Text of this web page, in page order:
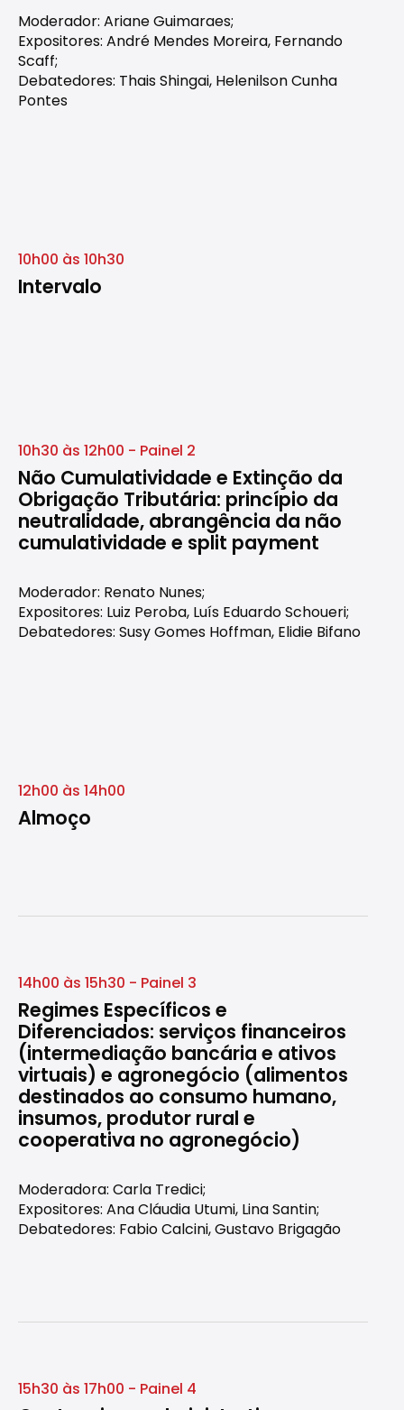
Moderador: Ariane Guimaraes;
Expositores: André Mendes Moreira, Fernando
Scaff;
Debatedores: Thais Shingai, Helenilson Cunha
Pontes
10h00 às 10h30
Intervalo
10h30 às 12h00 - Painel 2
Não Cumulatividade e Extinção da
Obrigação Tributária: princípio da
neutralidade, abrangência da não
cumulatividade e split payment
Moderador: Renato Nunes;
Expositores: Luiz Peroba, Luís Eduardo Schoueri;
Debatedores: Susy Gomes Hoffman, Elidie Bifano
12h00 às 14h00
Almoço
14h00 às 15h30 - Painel 3
Regimes Específicos e
Diferenciados: serviços financeiros
(intermediação bancária e ativos
virtuais) e agronegócio (alimentos
destinados ao consumo humano,
insumos, produtor rural e
cooperativa no agronegócio)
Moderadora: Carla Tredici;
Expositores: Ana Cláudia Utumi, Lina Santin;
Debatedores: Fabio Calcini, Gustavo Brigagão
15h30 às 17h00 - Painel 4